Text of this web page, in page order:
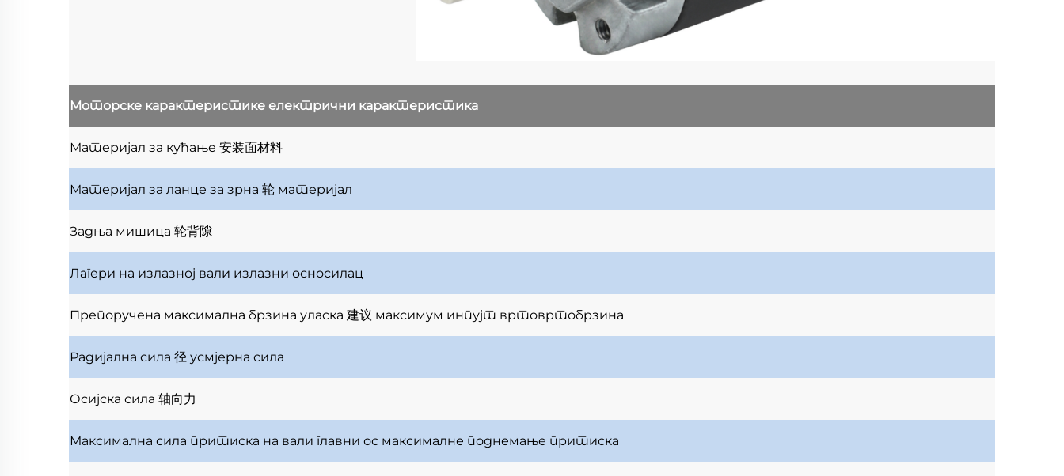
Моторске карактеристике електрични карактеристика
Материјал за кућање 安装面材料
Материјал за ланце за зрна 轮 материјал
Задња мишица 轮背隙
Лагери на излазној вали излазни осносилац
Препоручена максимална брзина уласка 建议 максимум инпујт вртовртобрзина
Радијална сила 径 усмјерна сила
Осијска сила 轴向力
Максимална сила притиска на вали главни ос максималне поднемање притиска